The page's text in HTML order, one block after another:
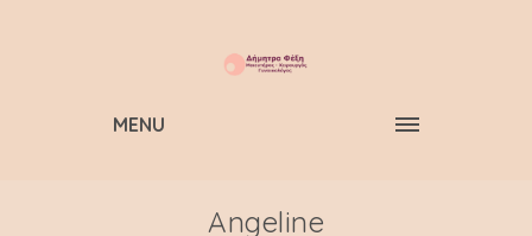
MENU
Angeline